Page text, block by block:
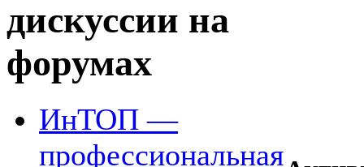
дискуссии на
форумах
ИнТОП —
профессиональная